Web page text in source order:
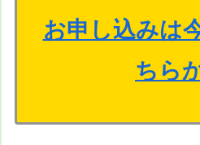
お申し込みは
ちら